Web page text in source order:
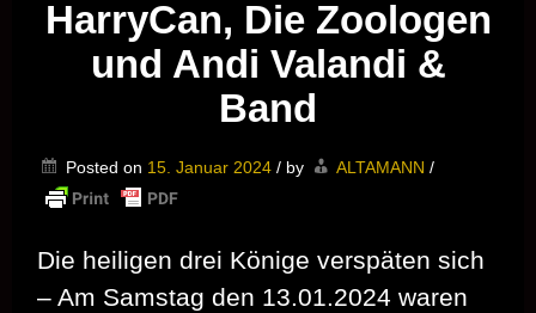
HarryCan, Die Zoologen
und Andi Valandi &
Band
Posted on 15. Januar 2024 / by ALTAMANN /
Die heiligen drei Könige verspäten sich
– Am Samstag den 13.01.2024 waren